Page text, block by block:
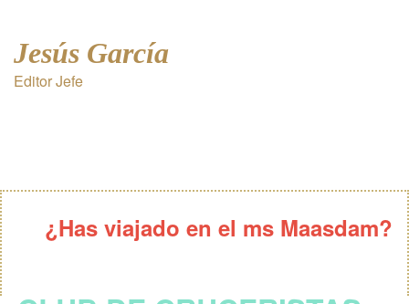
Jesús García
Editor Jefe
¿Has viajado en el ms Maasdam?